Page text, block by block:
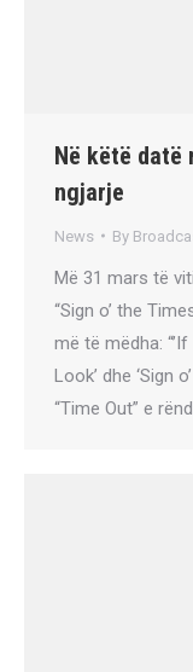
Në këtë datë
ngjarje
News By
Më 31 mars të
“Sign o’ the
më të mëdha:
Look’ dhe ‘Sign
“Time Out” e